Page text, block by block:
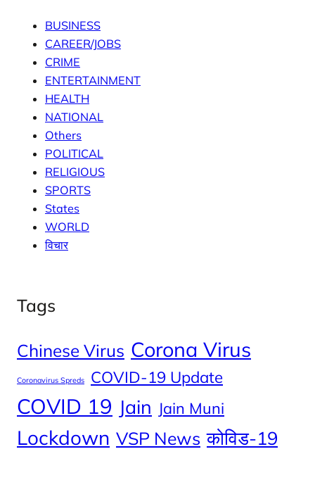
BUSINESS
CAREER/JOBS
CRIME
ENTERTAINMENT
HEALTH
NATIONAL
Others
POLITICAL
RELIGIOUS
SPORTS
States
WORLD
विचार
Tags
Chinese Virus Corona Virus
Coronavirus Spreds COVID-19 Update
COVID 19 Jain Jain Muni
Lockdown VSP News कोविड-19